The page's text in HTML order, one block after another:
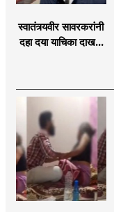
स्वातंत्र्यवीर सावरकरांनी
दहा दया याचिका दाखल
निष्ठा व्यक्त केली नाही’!
पणतू सात्यकी सावरकर
यांनी न्यायालयात सादर
केला दावा